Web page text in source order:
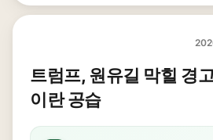
트럼프, 원유길 막힐 경
이란 공습